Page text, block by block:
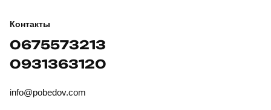
Контакты
0675573213
0931363120
info@pobedov.com